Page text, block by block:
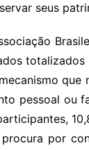
seus
pessoal ou
por